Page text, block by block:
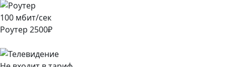
100 мбит/сек
Роутер 2500₽